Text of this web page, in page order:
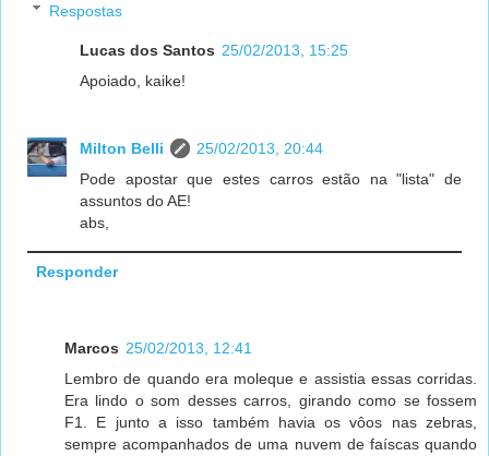
Respostas
Lucas dos Santos 25/02/2013, 15:25
Apoiado, kaike!
Milton Belli
25/02/2013, 20:44
Pode apostar que estes carros estão na "lista" de
assuntos do AE!
abs,
Responder
Marcos 25/02/2013, 12:41
Lembro de quando era moleque e assistia essas corridas.
Era lindo o som desses carros, girando como se fossem
F1. E junto a isso também havia os vôos nas zebras,
sempre acompanhados de uma nuvem de faíscas quando